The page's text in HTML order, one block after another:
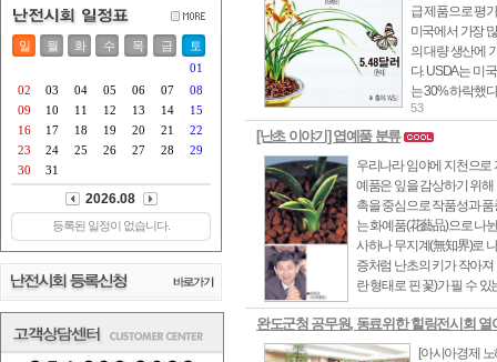
급 제품으로 평
미국에서 가장
의 대량 생산에
다. USDA는 미
는 30% 하락했
53
[난초 이야기] 엽예품 분류
우리나라 임야에 지천으로
예품은 잎을 감상하기 위
촉을 중심으로 작품성과
는 화예품(花藝品)으로 나
사하나 무지계(無知界)로
증처럼 난초의 키가 작아
란 형태로 핀 꽃)가 필 수
완도군청 공무원, 동료위한 힐링전시회 열
[아시아경제